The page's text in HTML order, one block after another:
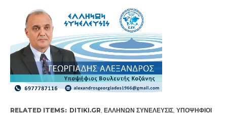
RELATED ITEMS: DITIKI.GR ΕΛΛΉΝΩΝ ΣΥΝΈΛΕΥΣΙΣ, ΥΠΟΨΉΦΙΟΙ